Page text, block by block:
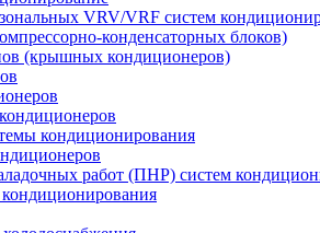
VRV/VRF систем
конденсаторных блоков)
(крышных кондиционеров)
кондиционирования
работ (ПНР) систем